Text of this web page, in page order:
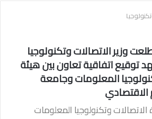
وزير الاتصالات وتكنولوجيا
توقيع اتفاقية تعاون بين هيئة
المعلومات وجامعة
الاقتصادي
الاتصالات وتكنولوجيا المعلومات